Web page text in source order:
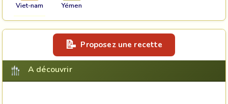
Viet-nam Yémen
Proposez une recette
A découvrir